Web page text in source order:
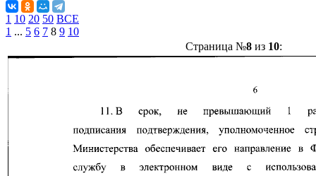
1 10 20 50 ВСЕ
1 ... 5 6 7 8 9 10
Страница №8из 10: